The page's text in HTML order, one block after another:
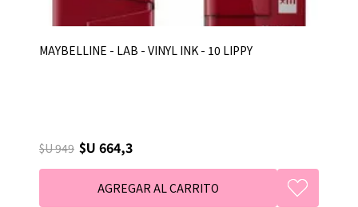
MAYBELLINE - LAB - VINYL INK - 10 LIPPY
$U 949 $U 664,3